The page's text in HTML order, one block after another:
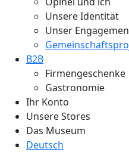
Unsere Identität
Unser
B2B
Firmengeschenke
Gastronomie
Ihr Konto
Unsere Stores
Das Museum
Deutsch